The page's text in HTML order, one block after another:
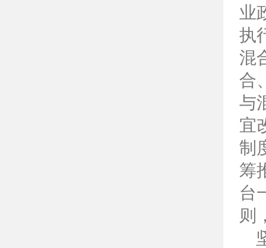
业
执
混
合
与
宜
制
筹
台
则